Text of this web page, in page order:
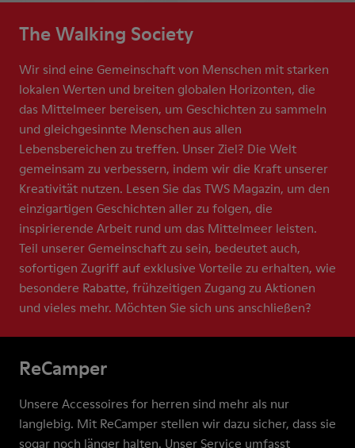
The Walking Society
Wir sind eine Gemeinschaft von Menschen mit starken
lokalen Werten und breiten globalen Horizonten, die
das Mittelmeer bereisen, um Geschichten zu sammeln
und gleichgesinnte Menschen aus allen
Lebensbereichen zu treffen. Unser Ziel? Die Welt
gemeinsam zu verbessern, indem wir die Kraft unserer
Kreativität nutzen. Lesen Sie das TWS Magazin, um den
einzigartigen Geschichten aller zu folgen, die
inspirierende Arbeit rund um das Mittelmeer leisten.
Teil unserer Gemeinschaft zu sein, bedeutet auch,
sofortigen Zugriff auf exklusive Vorteile zu erhalten, wie
besondere Rabatte, frühzeitigen Zugang zu Aktionen
und vieles mehr. Möchten Sie sich uns anschließen?
ReCamper
Unsere Accessoires for herren sind mehr als nur
langlebig. Mit ReCamper stellen wir dazu sicher, dass sie
sogar noch länger halten. Unser Service umfasst